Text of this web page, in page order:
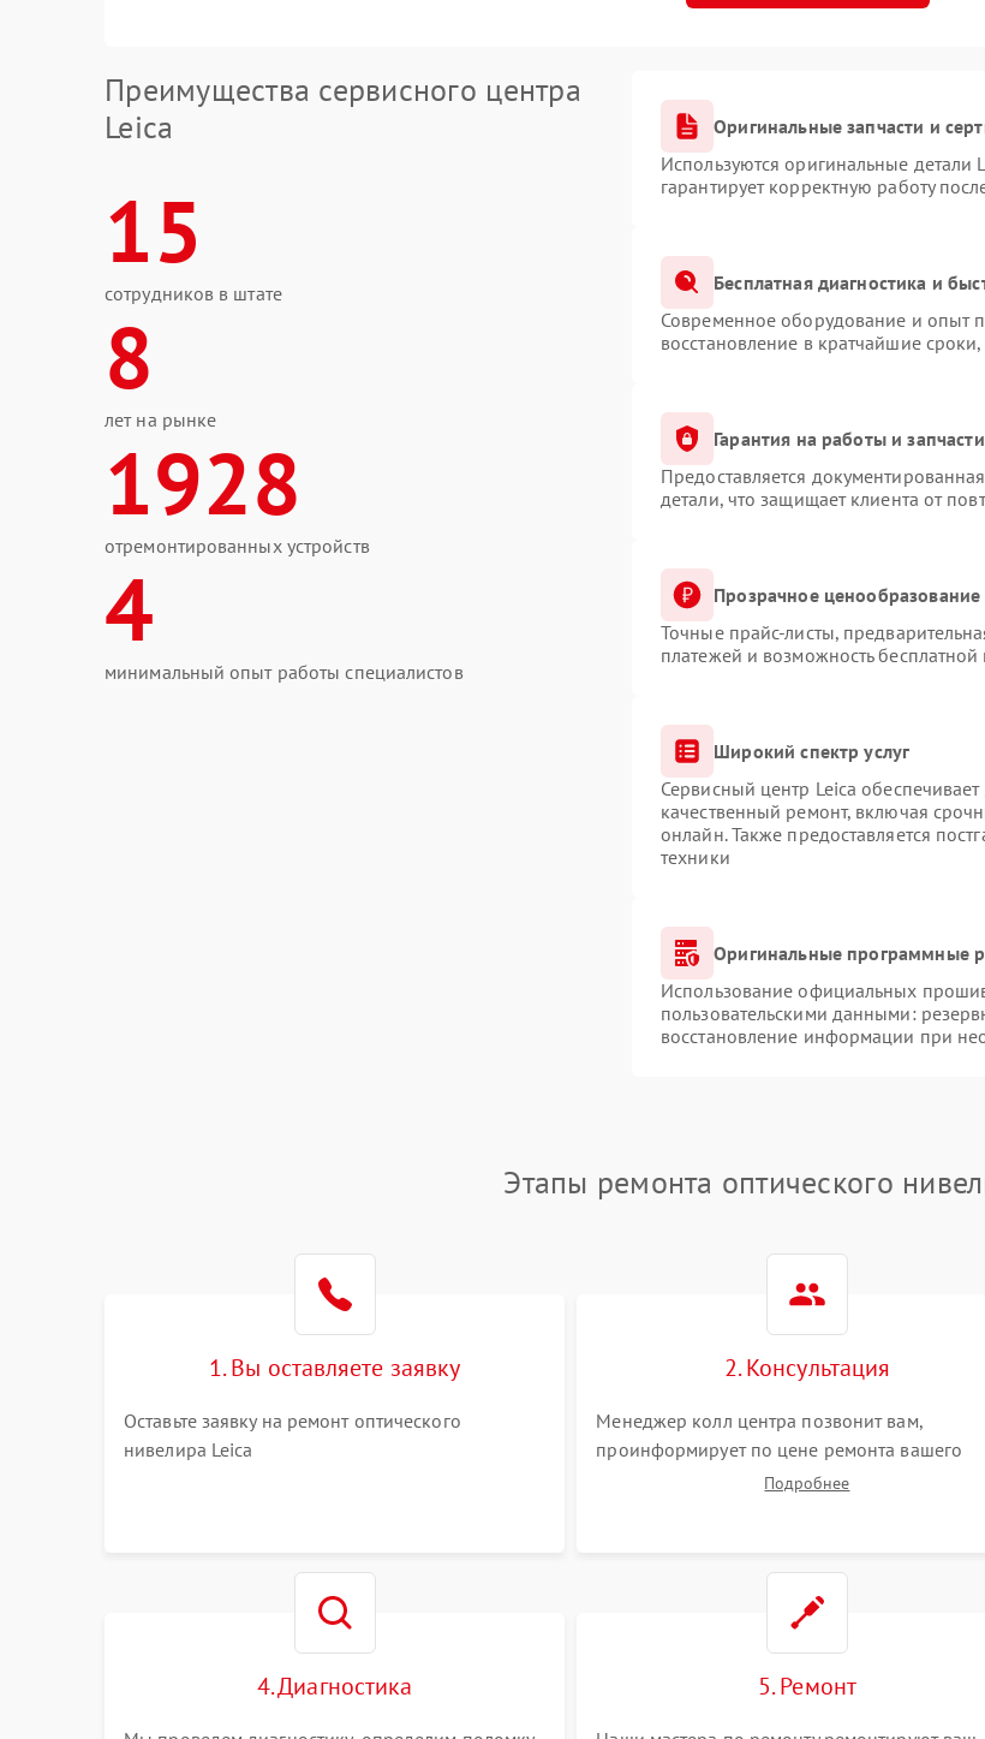
Преимущества сервисного центра
Leica
15
сотрудников в штате
8
лет на рынке
1928
отремонтированных устройств
4
минимальный опыт работы специалистов
Оригинальные запчасти и
Используются оригинальные
гарантирует корректную работу
Бесплатная диагностика и
Современное оборудование и опыт
восстановление в кратчайшие
Гарантия на работы и запчасти
Предоставляется
детали, что защищает клиента от
Прозрачное ценообразование
Точные прайс-листы,
платежей и возможность
Широкий спектр услуг
Сервисный центр Leica
качественный ремонт, включая
онлайн. Также предоставляется
техники
Оригинальные программные
Использование официальных
пользовательскими данными:
восстановление информации при
Этапы ремонта оптического
1. Вы оставляете заявку
Оставьте заявку на ремонт оптического
нивелира Leica
2. Консультация
Менеджер колл центра позвонит вам,
проинформирует по цене ремонта вашего
оптического нивелира а также ответит на все
Подробнее
4. Диагностика 5. Ремонт